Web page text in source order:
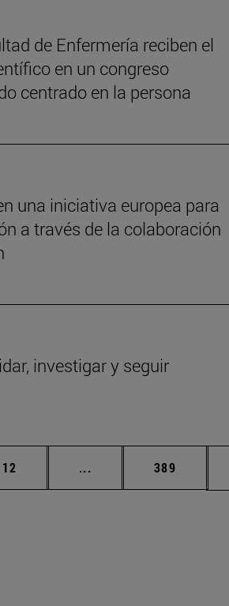
de Enfermería reciben el
en un congreso
centrado en la persona
una iniciativa europea para
a través de la colaboración
investigar y seguir
Página
12 ... Páginas intermedias
Página
389